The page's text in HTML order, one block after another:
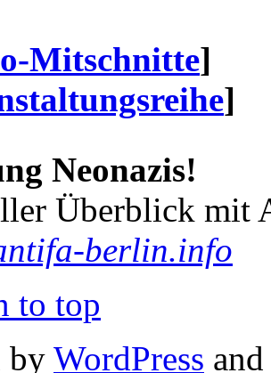
Mitschnitte]
]
Neonazis!
Überblick mit
berlin.info
to top
by WordPress